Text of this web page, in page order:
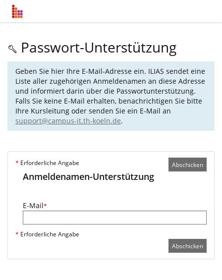
Passwort-Unterstützung
Geben Sie hier Ihre E-Mail-Adresse ein. ILIAS sendet eine
Liste aller zugehörigen Anmeldenamen an diese Adresse
und informiert darin über die Passwortunterstützung.
Falls Sie keine E-Mail erhalten, benachrichtigen Sie bitte
Ihre Kursleitung oder senden Sie ein E-Mail an
support@campus-it.th-koeln.de.
Abschicken
* Erforderliche Angabe
Anmeldenamen-Unterstützung
E-Mail*
* Erforderliche Angabe
Abschicken